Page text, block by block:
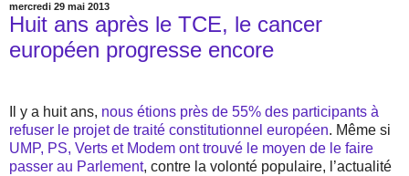
mercredi 29 mai 2013
Huit ans après le TCE, le cancer
européen progresse encore
Il y a huit ans, nous étions près de 55% des participants à
refuser le projet de traité constitutionnel européen. Même si
UMP, PS, Verts et Modem ont trouvé le moyen de le faire
passer au Parlement, contre la volonté populaire, l’actualité